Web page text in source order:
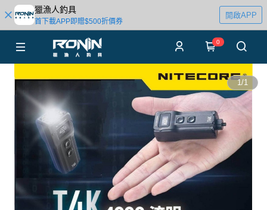
獵漁人釣具
首下載APP即贈$500折價券
開啟APP
0
1/1